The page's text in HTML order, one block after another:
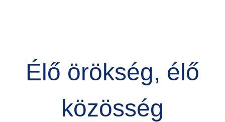
Élő örökség, élő
közösség